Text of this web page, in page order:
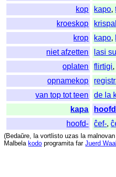
kop
kapo,
kroeskop
krop
kapo,
niet afzetten
lasi
oplaten
flirtigi,
opnamekop
van top tot teen
de la
kapa
hoofd-
ĉef-,
(Bedaŭre, la vortlisto uzas la malnovan
Malbela kodo programita far Juerd